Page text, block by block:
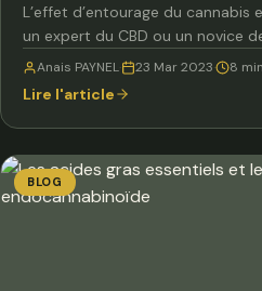
L’effet d’entourage du cannabis
un expert du CBD ou un novice
Anais PAYNEL 23 Mar 2023 8 min
Lire l'article
BLOG